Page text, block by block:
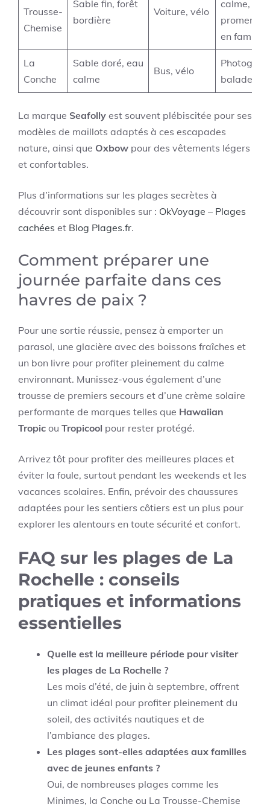
Trousse-
Chemise
Sable fin, forêt
bordière
Voiture, vélo
calme,
en famille
La
Conche
Sable doré, eau
calme
Bus, vélo
balades
La marque Seafolly est souvent plébiscitée pour ses
modèles de maillots adaptés à ces escapades
nature, ainsi que Oxbow pour des vêtements légers
et confortables.
Plus d’informations sur les plages secrètes à
découvrir sont disponibles sur : OkVoyage – Plages
cachées et Blog Plages.fr.
Comment préparer une
journée parfaite dans ces
havres de paix ?
Pour une sortie réussie, pensez à emporter un
parasol, une glacière avec des boissons fraîches et
un bon livre pour profiter pleinement du calme
environnant. Munissez-vous également d’une
trousse de premiers secours et d’une crème solaire
performante de marques telles que Hawaiian
Tropic ou Tropicool pour rester protégé.
Arrivez tôt pour profiter des meilleures places et
éviter la foule, surtout pendant les weekends et les
vacances scolaires. Enfin, prévoir des chaussures
adaptées pour les sentiers côtiers est un plus pour
explorer les alentours en toute sécurité et confort.
FAQ sur les plages de La
Rochelle : conseils
pratiques et informations
essentielles
Quelle est la meilleure période pour visiter
les plages de La Rochelle ?
Les mois d’été, de juin à septembre, offrent
un climat idéal pour profiter pleinement du
soleil, des activités nautiques et de
l’ambiance des plages.
Les plages sont-elles adaptées aux familles
avec de jeunes enfants ?
Oui, de nombreuses plages comme les
Minimes, la Conche ou La Trousse-Chemise